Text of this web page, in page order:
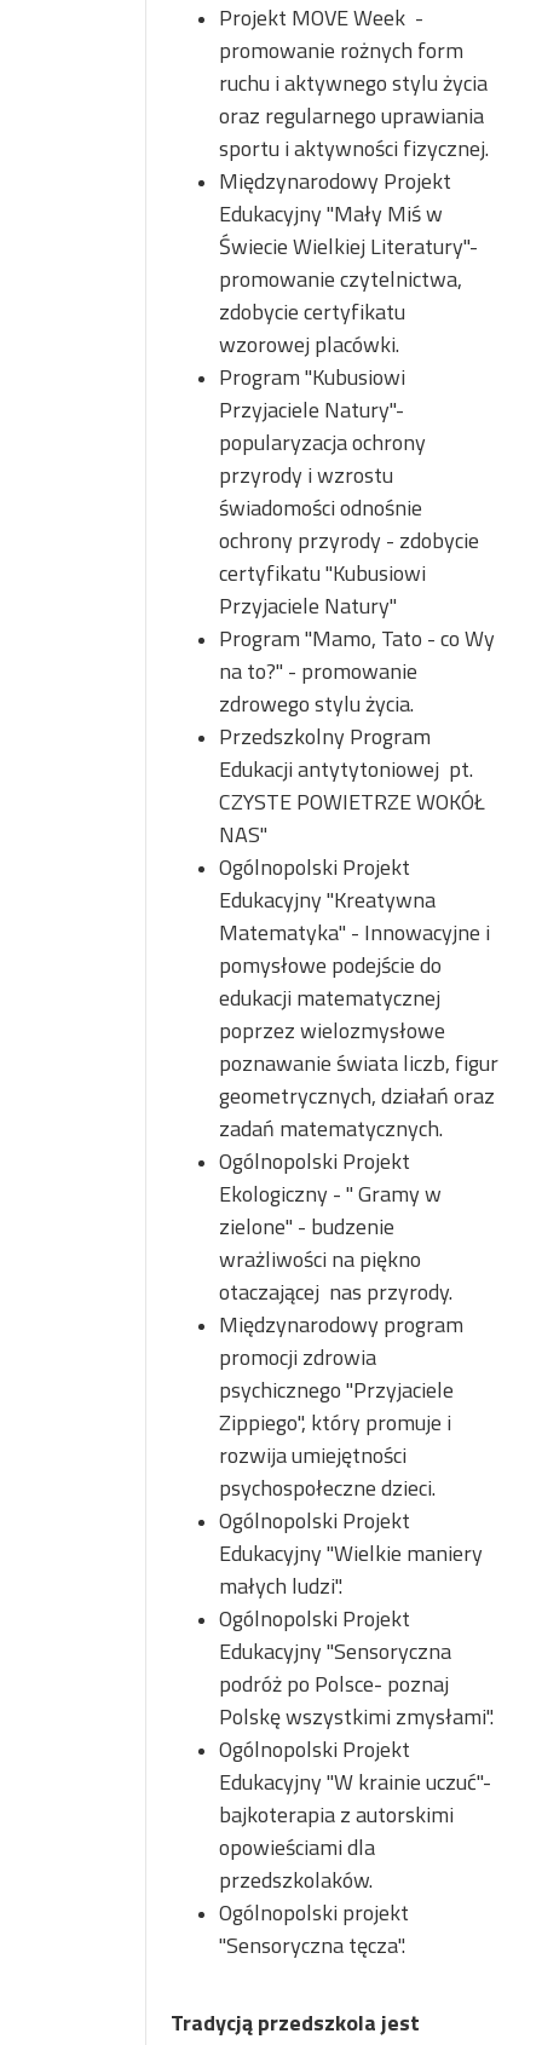
Projekt MOVE Week -
promowanie rożnych form
ruchu i aktywnego stylu życia
oraz regularnego uprawiania
sportu i aktywności fizycznej.
Międzynarodowy Projekt
Edukacyjny "Mały Miś w
Świecie Wielkiej Literatury"-
promowanie czytelnictwa,
zdobycie certyfikatu
wzorowej placówki.
Program "Kubusiowi
Przyjaciele Natury"-
popularyzacja ochrony
przyrody i wzrostu
świadomości odnośnie
ochrony przyrody - zdobycie
certyfikatu "Kubusiowi
Przyjaciele Natury"
Program "Mamo, Tato - co Wy
na to?" - promowanie
zdrowego stylu życia.
Przedszkolny Program
Edukacji antytytoniowej pt.
CZYSTE POWIETRZE WOKÓŁ
NAS"
Ogólnopolski Projekt
Edukacyjny "Kreatywna
Matematyka" - Innowacyjne i
pomysłowe podejście do
edukacji matematycznej
poprzez wielozmysłowe
poznawanie świata liczb, figur
geometrycznych, działań oraz
zadań matematycznych.
Ogólnopolski Projekt
Ekologiczny - " Gramy w
zielone" - budzenie
wrażliwości na piękno
otaczającej nas przyrody.
Międzynarodowy program
promocji zdrowia
psychicznego "Przyjaciele
Zippiego", który promuje i
rozwija umiejętności
psychospołeczne dzieci.
Ogólnopolski Projekt
Edukacyjny "Wielkie maniery
małych ludzi".
Ogólnopolski Projekt
Edukacyjny "Sensoryczna
podróż po Polsce- poznaj
Polskę wszystkimi zmysłami".
Ogólnopolski Projekt
Edukacyjny "W krainie uczuć"-
bajkoterapia z autorskimi
opowieściami dla
przedszkolaków.
Ogólnopolski projekt
"Sensoryczna tęcza".
Tradycją przedszkola jest